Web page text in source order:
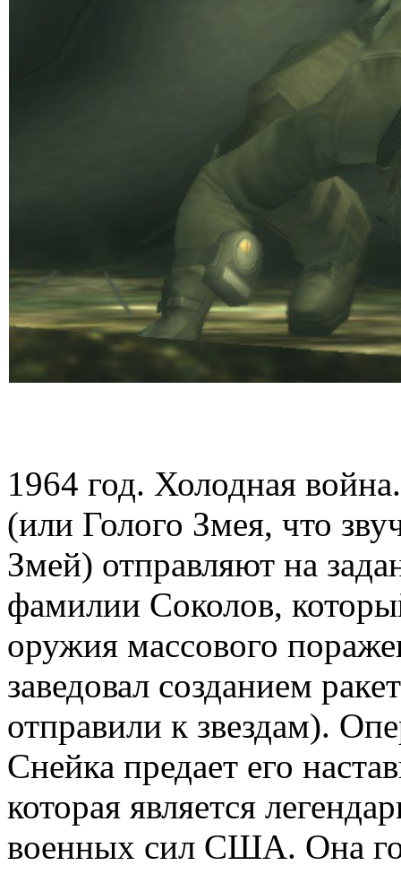
1964 год. Холодная
(или Голого Змея, что
Змей) отправляют на
фамилии Соколов,
оружия массового
заведовал созданием
отправили к звездам).
Снейка предает его
которая является
военных сил США. Она